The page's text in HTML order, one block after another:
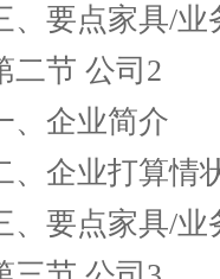
、要点家具/业
二节 公司2
、企业简介
、企业打算情
、要点家具/业